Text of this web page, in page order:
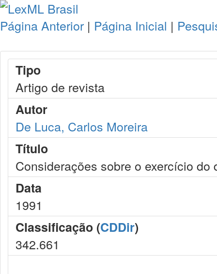
Página Anterior | Página Inicial |
Tipo
Artigo de revista
Autor
De Luca, Carlos Moreira
Título
Considerações sobre o exercício do
Data
1991
Classificação (CDDir)
342.661